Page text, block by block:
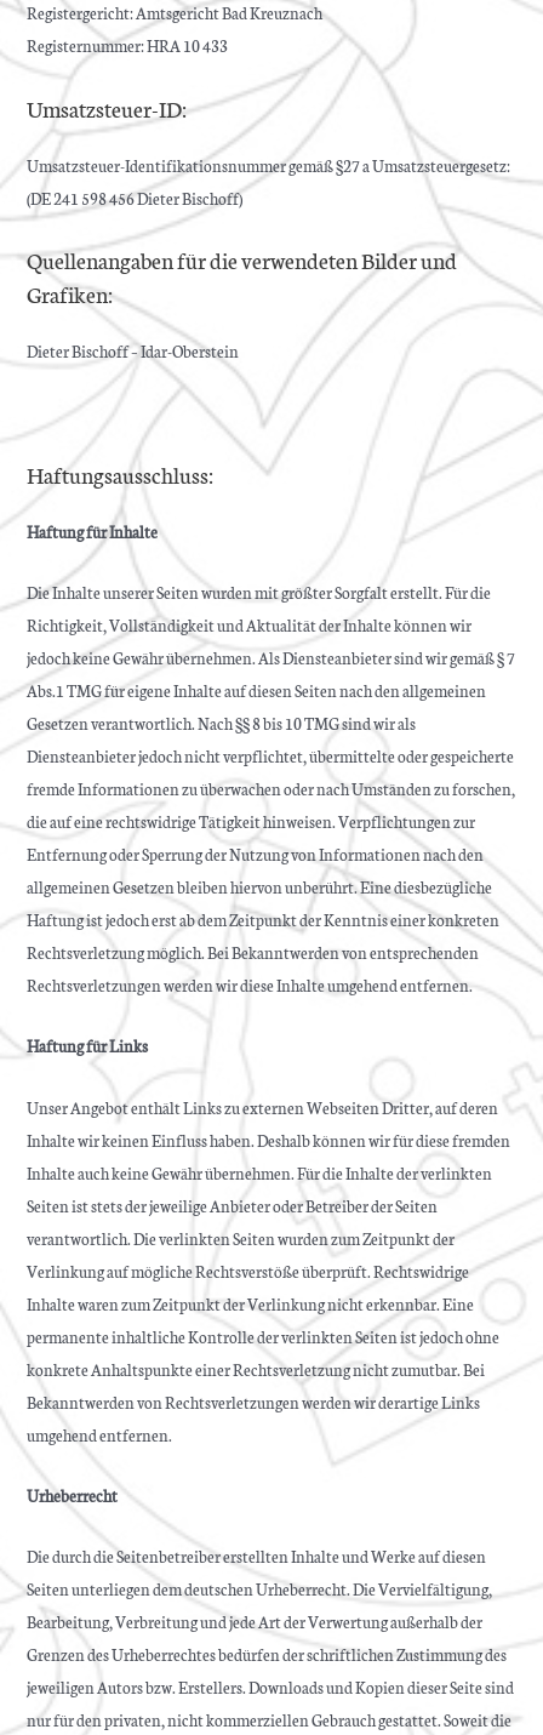
Registergericht: Amtsgericht Bad Kreuznach
Registernummer: HRA 10 433
Umsatzsteuer-ID:
Umsatzsteuer-Identifikationsnummer gemäß §27 a Umsatzsteuergesetz:
(DE 241 598 456 Dieter Bischoff)
Quellenangaben für die verwendeten Bilder und
Grafiken:
Dieter Bischoff – Idar-Oberstein
Haftungsausschluss:
Haftung für Inhalte
Die Inhalte unserer Seiten wurden mit größter Sorgfalt erstellt. Für die
Richtigkeit, Vollständigkeit und Aktualität der Inhalte können wir
jedoch keine Gewähr übernehmen. Als Diensteanbieter sind wir gemäß § 7
Abs.1 TMG für eigene Inhalte auf diesen Seiten nach den allgemeinen
Gesetzen verantwortlich. Nach §§ 8 bis 10 TMG sind wir als
Diensteanbieter jedoch nicht verpflichtet, übermittelte oder gespeicherte
fremde Informationen zu überwachen oder nach Umständen zu forschen,
die auf eine rechtswidrige Tätigkeit hinweisen. Verpflichtungen zur
Entfernung oder Sperrung der Nutzung von Informationen nach den
allgemeinen Gesetzen bleiben hiervon unberührt. Eine diesbezügliche
Haftung ist jedoch erst ab dem Zeitpunkt der Kenntnis einer konkreten
Rechtsverletzung möglich. Bei Bekanntwerden von entsprechenden
Rechtsverletzungen werden wir diese Inhalte umgehend entfernen.
Haftung für Links
Unser Angebot enthält Links zu externen Webseiten Dritter, auf deren
Inhalte wir keinen Einfluss haben. Deshalb können wir für diese fremden
Inhalte auch keine Gewähr übernehmen. Für die Inhalte der verlinkten
Seiten ist stets der jeweilige Anbieter oder Betreiber der Seiten
verantwortlich. Die verlinkten Seiten wurden zum Zeitpunkt der
Verlinkung auf mögliche Rechtsverstöße überprüft. Rechtswidrige
Inhalte waren zum Zeitpunkt der Verlinkung nicht erkennbar. Eine
permanente inhaltliche Kontrolle der verlinkten Seiten ist jedoch ohne
konkrete Anhaltspunkte einer Rechtsverletzung nicht zumutbar. Bei
Bekanntwerden von Rechtsverletzungen werden wir derartige Links
umgehend entfernen.
Urheberrecht
Die durch die Seitenbetreiber erstellten Inhalte und Werke auf diesen
Seiten unterliegen dem deutschen Urheberrecht. Die Vervielfältigung,
Bearbeitung, Verbreitung und jede Art der Verwertung außerhalb der
Grenzen des Urheberrechtes bedürfen der schriftlichen Zustimmung des
jeweiligen Autors bzw. Erstellers. Downloads und Kopien dieser Seite sind
nur für den privaten, nicht kommerziellen Gebrauch gestattet. Soweit die